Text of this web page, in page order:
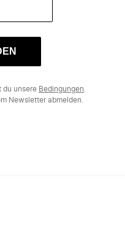
du unsere Bedingungen
Newsletter abmelden.